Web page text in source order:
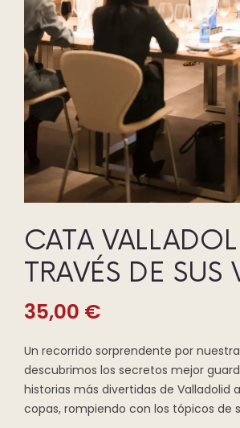
CATA
TRAVÉS DE SUS
35,00 €
Un recorrido sorprendente por
descubrimos los secretos mejor
historias más divertidas de Valladolid
copas, rompiendo con los tópicos de